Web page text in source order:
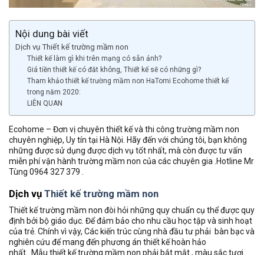
Nội dung bài viết
Dịch vụ Thiết kế trường mầm non
Thiết kế làm gì khi trên mạng có sẵn ảnh?
Giá tiền thiết kế có đắt không, Thiết kế sẽ có những gì?
Tham khảo thiết kế trường mầm non HaTomi Ecohome thiết kế
trong năm 2020:
LIÊN QUAN
Ecohome – Đơn vị chuyên thiết kế và thi công trường mầm non
chuyên nghiệp, Uy tín tại Hà Nội. Hãy đến với chúng tôi, bạn không
những được sử dụng được dịch vụ tốt nhất, mà còn được tư vấn
miễn phí vận hành trường mầm non của các chuyên gia .Hotline Mr
Tùng 0964 327 379 .
Dịch vụ Thiết kế trường mầm non
Thiết kế trường mầm non đòi hỏi những quy chuẩn cụ thể được quy
định bởi bộ giáo dục. Để đảm bảo cho nhu cầu học tập và sinh hoạt
của trẻ. Chính vì vậy, Các kiến trúc cùng nhà đầu tư phải bàn bạc và
nghiên cứu để mang đến phương án thiết kế hoàn hảo
nhất. Mẫu thiết kế trường mầm non phải bắt mắt , màu sắc tươi